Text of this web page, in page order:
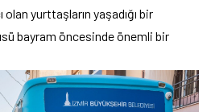
olan yurttaşların yaşadığı bir
bayram öncesinde önemli bir